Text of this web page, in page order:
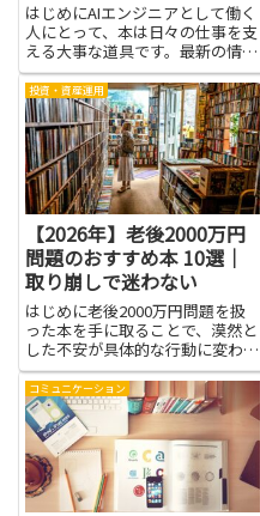
はじめにAIエンジニアとして働く
人にとって、本は日々の仕事を支
える大事な道具です。最新の情報
を追うだけでなく、実務力を高め
る役に立つ知識をしっかり身につ
けることで、案件の品質や作業の
効率がアップします。この記事で
は、現場で実際に役立つ視点を...
投資・資産運用
【2026年】老後2000万円
問題のおすすめ本 10選｜
取り崩しで迷わない
はじめに老後2000万円問題を扱
った本を手に取ることで、漠然と
した不安が具体的な行動に変わり
ます。年金や貯蓄、投資、保険と
いった基礎知識を整理でき、生活
費の見直しや収入の確保に向けた
具体案が見えてきます。特に取り
崩しの考え方や順序、税や手続...
コミュニケーション